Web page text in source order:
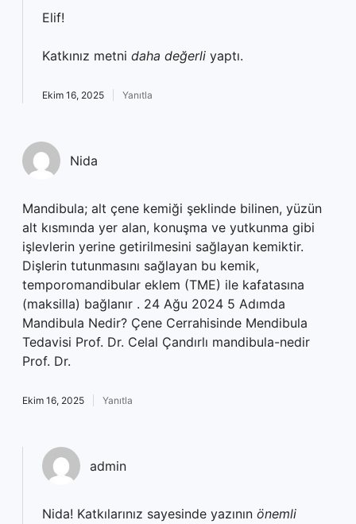
Elif!
Katkınız metni daha değerli yaptı.
Ekim 16, 2025 Yanıtla
Nida
Mandibula; alt çene kemiği şeklinde bilinen, yüzün
alt kısmında yer alan, konuşma ve yutkunma gibi
işlevlerin yerine getirilmesini sağlayan kemiktir.
Dişlerin tutunmasını sağlayan bu kemik,
temporomandibular eklem (TME) ile kafatasına
(maksilla) bağlanır . 24 Ağu 2024 5 Adımda
Mandibula Nedir? Çene Cerrahisinde Mendibula
Tedavisi Prof. Dr. Celal Çandırlı mandibula-nedir
Prof. Dr.
Ekim 16, 2025 Yanıtla
admin
Nida! Katkılarınız sayesinde yazının önemli